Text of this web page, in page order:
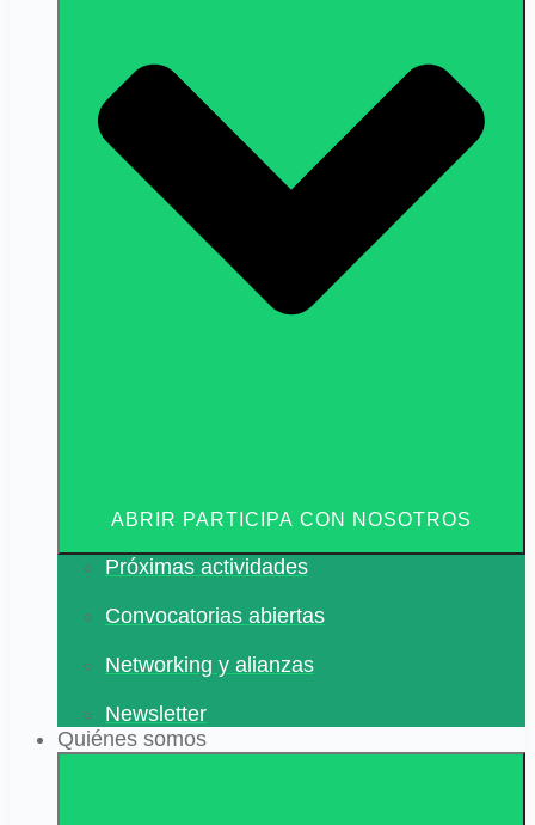
ABRIR PARTICIPA CON NOSOTROS
Próximas actividades
Convocatorias abiertas
Networking y alianzas
Newsletter
Quiénes somos